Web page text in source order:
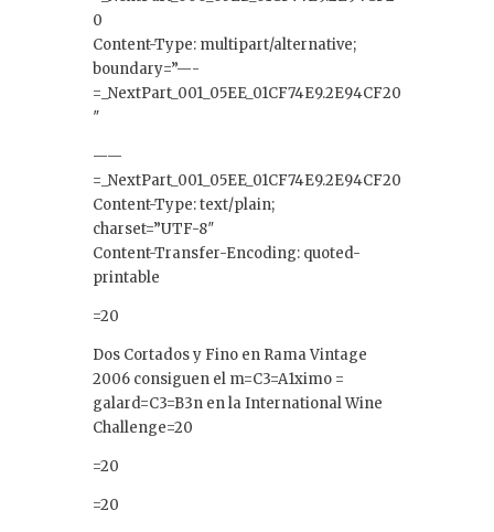
0
Content-Type: multipart/alternative;
boundary=”—-
=_NextPart_001_05EE_01CF74E9.2E94CF20
″
——
=_NextPart_001_05EE_01CF74E9.2E94CF20
Content-Type: text/plain;
charset=”UTF-8″
Content-Transfer-Encoding: quoted-
printable
=20
Dos Cortados y Fino en Rama Vintage
2006 consiguen el m=C3=A1ximo =
galard=C3=B3n en la International Wine
Challenge=20
=20
=20